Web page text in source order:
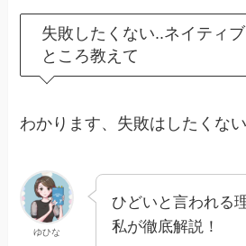
失敗したくない..ネイティ
ところ教えて
わかります、失敗はしたくない
ゆひな
ひどいと言われる
私が徹底解説！